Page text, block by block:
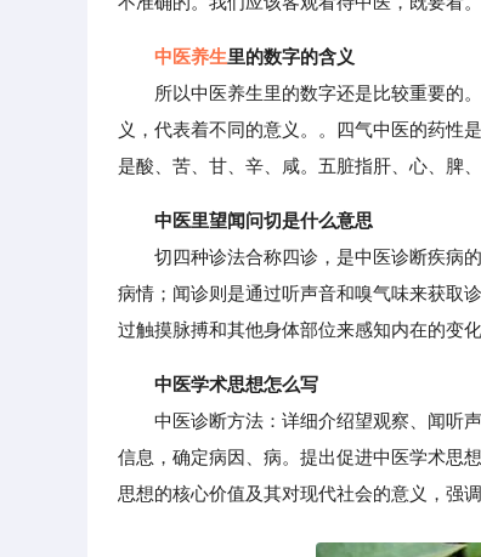
中医养生里的数字的含义
所以中医养生里的数字还是比较重要的。
义，代表着不同的意义。。四气中医的药性
是酸、苦、甘、辛、咸。五脏指肝、心、脾、
中医里望闻问切是什么意思
切四种诊法合称四诊，是中医诊断疾病的
病情；闻诊则是通过听声音和嗅气味来获取
过触摸脉搏和其他身体部位来感知内在的变化
中医学术思想怎么写
中医诊断方法：详细介绍望观察、闻听声
信息，确定病因、病。提出促进中医学术思
思想的核心价值及其对现代社会的意义，强调